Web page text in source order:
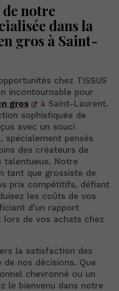
notre
dans la
gros à Saint-
chez TISSUS
incontournable pour
gros
à Saint-Laurent.
sophistiquée de
avec un souci
spécialement pensés
des créateurs de
talentueux. Notre
tant que grossiste de
prix compétitifs, défiant
les coûts de vos
d'un rapport
lors de vos achats chez
la satisfaction des
nos décisions. Que
chevronné ou un
le bienvenu dans notre